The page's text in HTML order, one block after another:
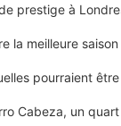
prestige à
la meilleure
pourraient
Cabeza, un